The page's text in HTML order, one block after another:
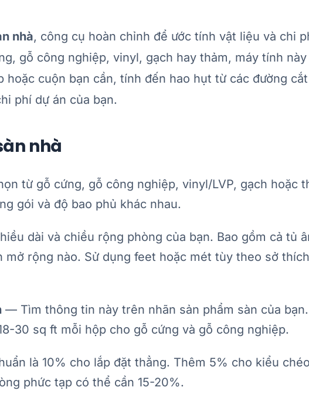
nhà, công cụ hoàn chỉnh để ước tính vật liệu và chi
gỗ công nghiệp, vinyl, gạch hay thảm, máy tính
hoặc cuộn bạn cần, tính đến hao hụt từ các đường
phí dự án của bạn.
nhà
từ gỗ cứng, gỗ công nghiệp, vinyl/LVP, gạch hoặc
gói và độ bao phủ khác nhau.
dài và chiều rộng phòng của bạn. Bao gồm cả tủ
mở rộng nào. Sử dụng feet hoặc mét tùy theo sở
— Tìm thông tin này trên nhãn sản phẩm sàn của
30 sq ft mỗi hộp cho gỗ cứng và gỗ công nghiệp.
là 10% cho lắp đặt thẳng. Thêm 5% cho kiểu
phức tạp có thể cần 15-20%.